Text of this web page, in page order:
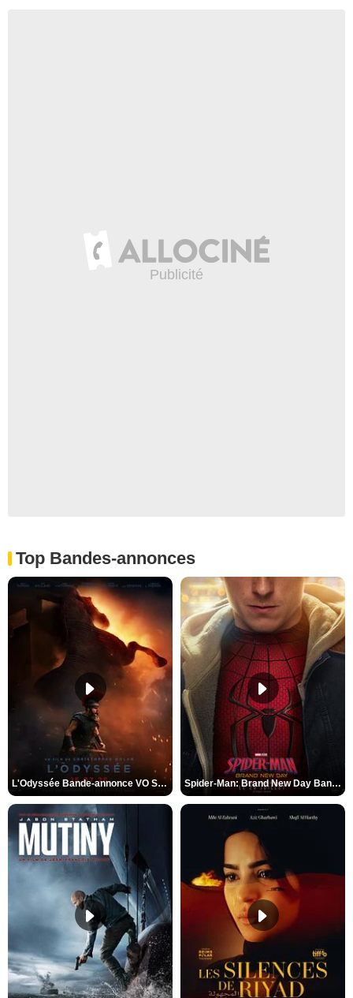
Top Bandes-annonces
L'Odyssée Bande-annonce VO STFR Spider-Man: Brand New Day Bande-annonce VO STFR